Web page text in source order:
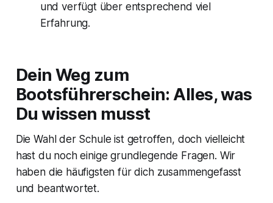
und verfügt über entsprechend viel
Erfahrung.
Dein Weg zum
Bootsführerschein: Alles, was
Du wissen musst
Die Wahl der Schule ist getroffen, doch vielleicht
hast du noch einige grundlegende Fragen. Wir
haben die häufigsten für dich zusammengefasst
und beantwortet.